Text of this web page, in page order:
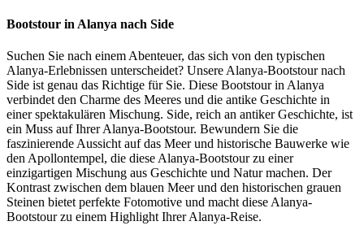
Bootstour in Alanya nach Side
Suchen Sie nach einem Abenteuer, das sich von den typischen
Alanya-Erlebnissen unterscheidet? Unsere Alanya-Bootstour nach
Side ist genau das Richtige für Sie. Diese Bootstour in Alanya
verbindet den Charme des Meeres und die antike Geschichte in
einer spektakulären Mischung. Side, reich an antiker Geschichte, ist
ein Muss auf Ihrer Alanya-Bootstour. Bewundern Sie die
faszinierende Aussicht auf das Meer und historische Bauwerke wie
den Apollontempel, die diese Alanya-Bootstour zu einer
einzigartigen Mischung aus Geschichte und Natur machen. Der
Kontrast zwischen dem blauen Meer und den historischen grauen
Steinen bietet perfekte Fotomotive und macht diese Alanya-
Bootstour zu einem Highlight Ihrer Alanya-Reise.